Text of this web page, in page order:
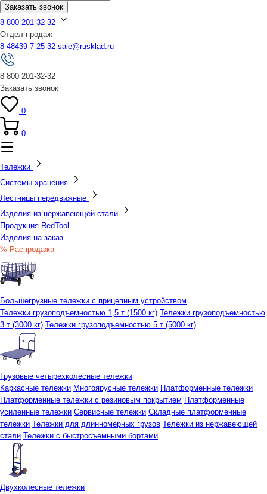
Заказать звонок
8 800 201-32-32
Отдел продаж
8 48439 7-25-32 sale@rusklad.ru
8 800 201-32-32
Заказать звонок
0
0
Тележки
Системы хранения
Лестницы передвижные
Изделия из нержавеющей стали
Продукция RedTool
Изделия на заказ
% Распродажа
Большегрузные тележки с прицепным устройством
Тележки грузоподъемностью 1,5 т (1500 кг) Тележки грузоподъемностью
3 т (3000 кг) Тележки грузоподъемностью 5 т (5000 кг)
Грузовые четырехколесные тележки
Каркасные тележки Многоярусные тележки Платформенные тележки
Платформенные тележки с резиновым покрытием Платформенные
усиленные тележки Сервисные тележки Складные платформенные
тележки Тележки для длинномерных грузов Тележки из нержавеющей
стали Тележки с быстросъемными бортами
Двухколесные тележки